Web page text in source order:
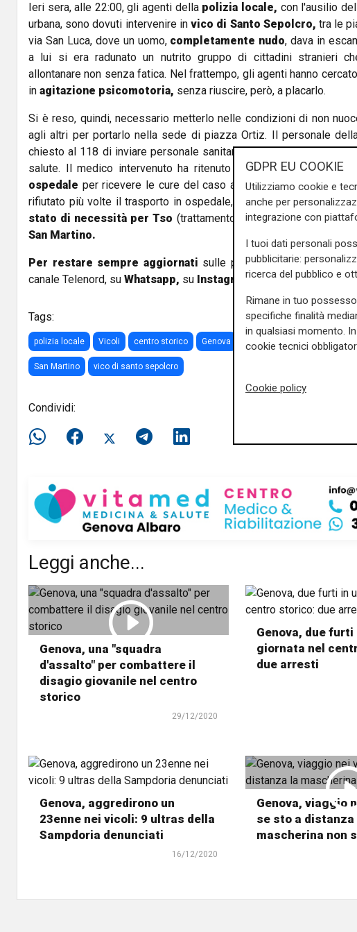
Ieri sera, alle 22:00, gli agenti della polizia locale, con l'ausilio
urbana, sono dovuti intervenire invico di Santo Sepolcro, tra le
via San Luca, dove un uomo, completamente nudo, dava in
a lui si era radunato un nutrito gruppo di cittadini stranieri
allontanare non senza fatica. Nel frattempo, gli agenti hanno
in agitazione psicomotoria, senza riuscire, però, a placarlo.
Si è reso, quindi, necessario metterlo nelle condizioni di non
agli altri per portarlo nella sede di piazza Ortiz. Il personale
chiesto al 118 di inviare personale sanitario che ne potesse
salute. Il medico intervenuto ha ritenuto
necessario
ospedale per ricevere le cure del caso a unorecchio ferito.Il
rifiutato più volte il trasporto in ospedale, tanto da costringere il
stato di necessità per Tso (trattamento sanitario obbligatorio)
San Martino.
Per restare sempre aggiornati sulle principali notizie sulla
canale Telenord, su Whatsapp, su Instagram,suYoutubee su
Tags:
polizia locale Vicoli centro storico Genova nudo tso ospedale
San Martino vico di santo sepolcro
Condividi:
Leggi anche...
Genova, una "squadra
d'assalto" per combattere il
disagio giovanile nel centro
storico
29/12/2020
Genova, due furti
giornata nel
due arresti
Genova, aggredirono un
23enne nei vicoli: 9 ultras della
Sampdoria denunciati
16/12/2020
Genova, viaggio
se sto a distanza
mascherina non
GDPR EU COOKIE
Utilizziamo cookie e
anche per
integrazione con
I tuoi dati personali
pubblicitarie:
ricerca del pubblico e
Rimane in tuo
specifiche finalità
in qualsiasi momento.
cookie tecnici
Cookie policy